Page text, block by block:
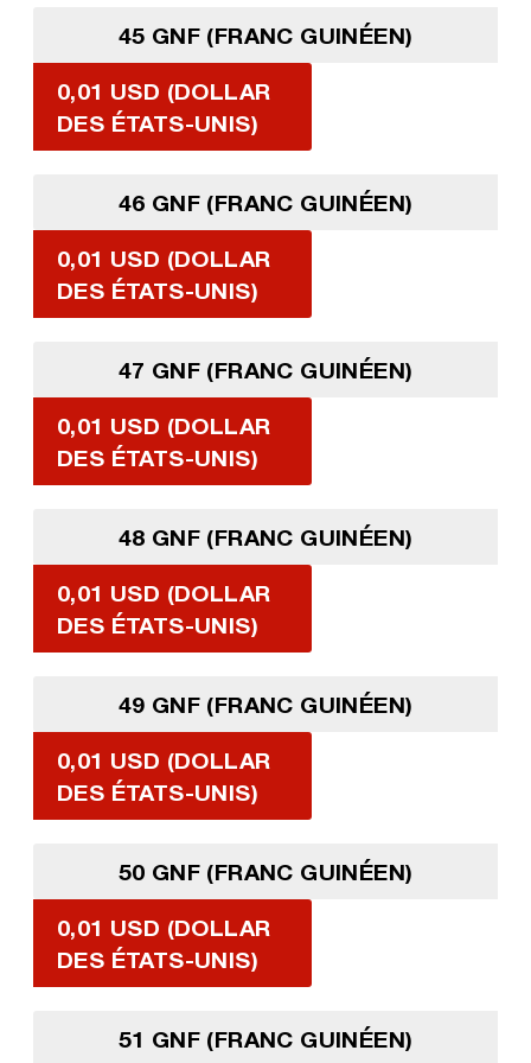
45 GNF (FRANC GUINÉEN)
0,01 USD (DOLLAR
DES ÉTATS-UNIS)
46 GNF (FRANC GUINÉEN)
0,01 USD (DOLLAR
DES ÉTATS-UNIS)
47 GNF (FRANC GUINÉEN)
0,01 USD (DOLLAR
DES ÉTATS-UNIS)
48 GNF (FRANC GUINÉEN)
0,01 USD (DOLLAR
DES ÉTATS-UNIS)
49 GNF (FRANC GUINÉEN)
0,01 USD (DOLLAR
DES ÉTATS-UNIS)
50 GNF (FRANC GUINÉEN)
0,01 USD (DOLLAR
DES ÉTATS-UNIS)
51 GNF (FRANC GUINÉEN)